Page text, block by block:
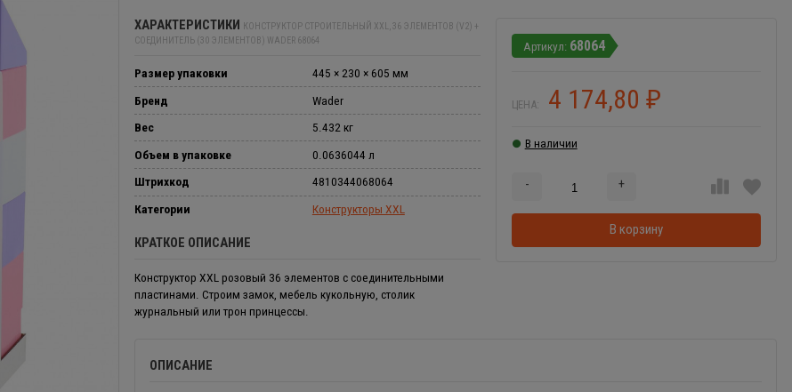
68064
ЦЕНА: 4 174,80₽
В наличии
- +
В корзину
ХАРАКТЕРИСТИКИ КОНСТРУКТОР СТРОИТЕЛЬНЫЙ XXL, 36 ЭЛЕМЕНТОВ (V2) +
СОЕДИНИТЕЛЬ (30 ЭЛЕМЕНТОВ) WADER 68064
Размер упаковки
445 × 230 × 605 мм
Бренд
Wader
Вес
5.432 кг
Объем в упаковке
0.0636044 л
Штрихкод
4810344068064
Категории
Конструкторы XXL
КРАТКОЕ ОПИСАНИЕ
Конструктор XXL розовый 36 элементов с соединительными
пластинами. Строим замок, мебель кукольную, столик
журнальный или трон принцессы.
ОПИСАНИЕ